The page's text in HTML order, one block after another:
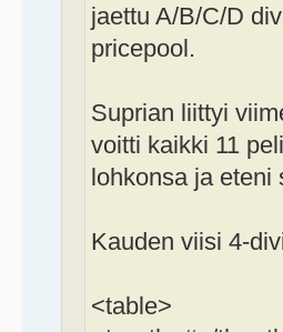
jaettu A/B/C/D
pricepool.
Suprian liittyi
voitti kaikki 11
lohkonsa ja eteni
Kauden viisi 4-
<table>